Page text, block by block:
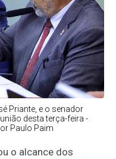
Priante, e o senador
desta terça-feira -
Paulo Paim
o alcance dos